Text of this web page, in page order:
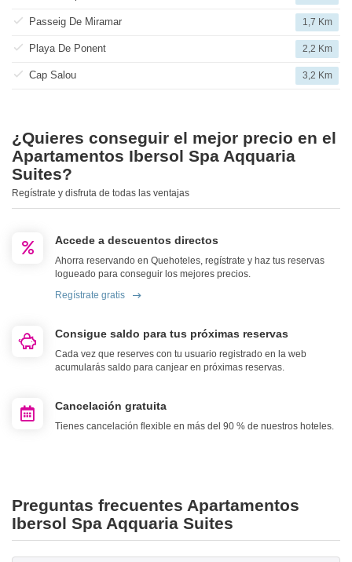
Passeig De Miramar 1,7 Km
Playa De Ponent 2,2 Km
Cap Salou 3,2 Km
¿Quieres conseguir el mejor precio en el
Apartamentos Ibersol Spa Aqquaria
Suites?
Regístrate y disfruta de todas las ventajas
Accede a descuentos directos
Ahorra reservando en Quehoteles, regístrate y haz tus reservas
logueado para conseguir los mejores precios.
Regístrate gratis
Consigue saldo para tus próximas reservas
Cada vez que reserves con tu usuario registrado en la web
acumularás saldo para canjear en próximas reservas.
Cancelación gratuita
Tienes cancelación flexible en más del 90 % de nuestros hoteles.
Preguntas frecuentes Apartamentos
Ibersol Spa Aqquaria Suites